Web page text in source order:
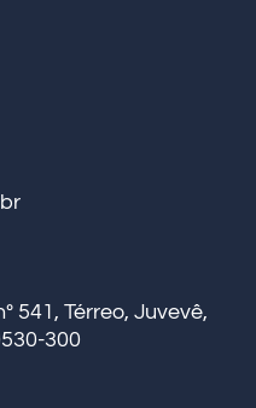
541, Térreo, Juvevê,
300